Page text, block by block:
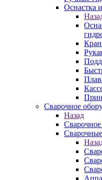
Оснастка
Сварочное
Назад